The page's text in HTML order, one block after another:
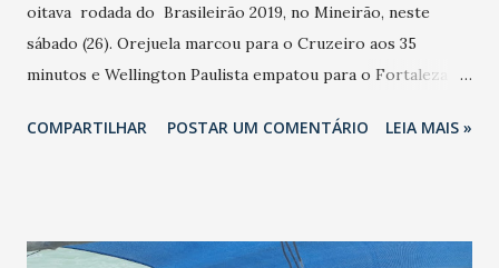
oitava rodada do Brasileirão 2019, no Mineirão, neste
sábado (26). Orejuela marcou para o Cruzeiro aos 35
minutos e Wellington Paulista empatou para o Fortaleza
Fortaleza empatou pela quinta vez e chega aos 32 pontos
COMPARTILHAR POSTAR UM COMENTÁRIO LEIA MAIS »